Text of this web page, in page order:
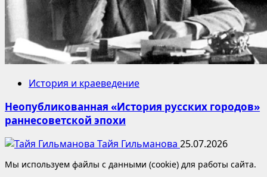
История и краеведение
Неопубликованная «История русских городов»
раннесоветской эпохи
Тайя Гильманова 25.07.2026
Мы используем файлы с данными (cookie) для работы сайта.